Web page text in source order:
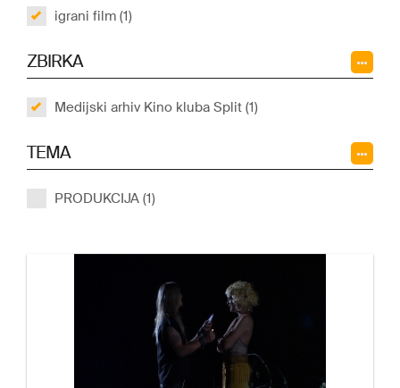
igrani film (1)
ZBIRKA
Medijski arhiv Kino kluba Split (1)
TEMA
PRODUKCIJA (1)